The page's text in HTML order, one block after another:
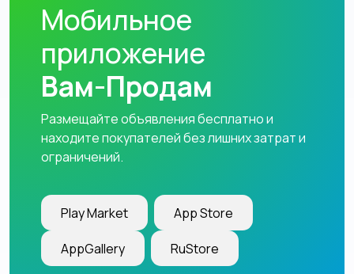
Мобильное
приложение
Вам-Продам
Размещайте объявления бесплатно и
находите покупателей без лишних затрат и
ограничений.
Play Market App Store
AppGallery RuStore